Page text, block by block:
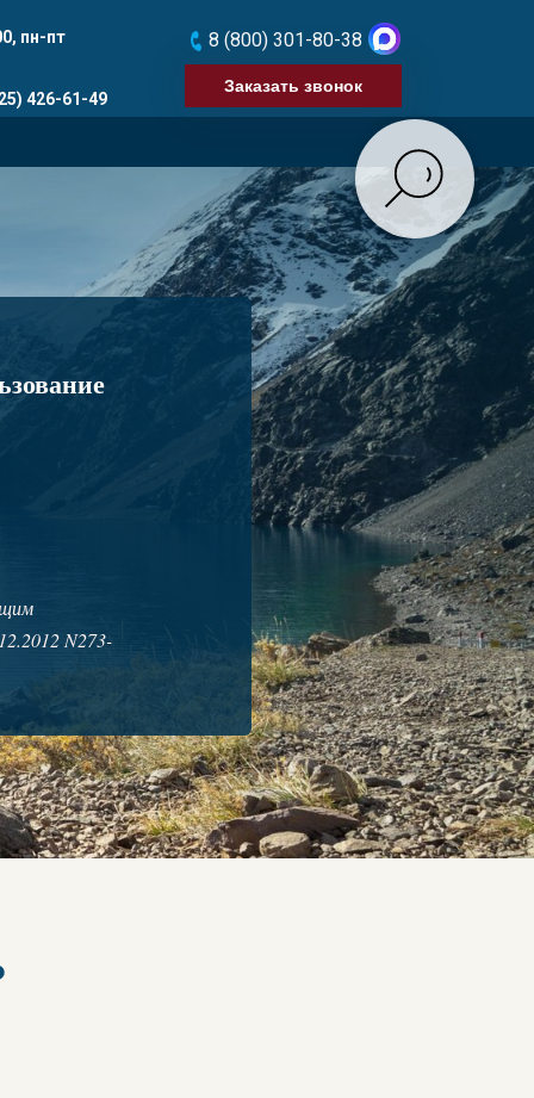
пн-пт
426-61-49
8 (800) 301-80-38
Заказать звонок
N273-